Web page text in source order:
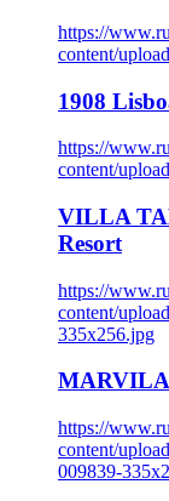
https://
content/
1908
https://
content/
VILLA
Resort
https://
content/
335x256.jpg
https://
content/
009839-